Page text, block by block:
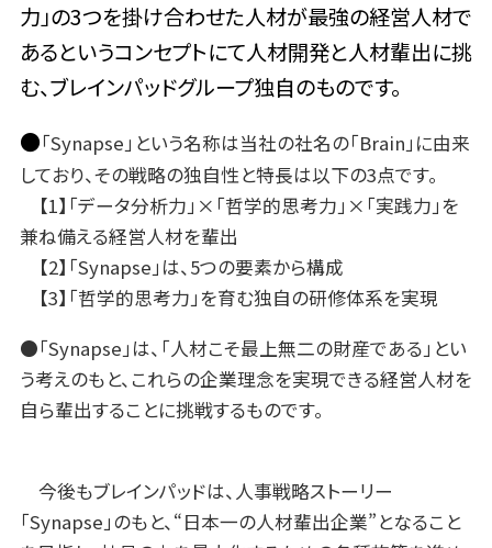
力」の3つを掛け合わせた人材が最強の経営人材で
あるというコンセプトにて人材開発と人材輩出に挑
む、ブレインパッドグループ独自のものです。
●「Synapse」という名称は当社の社名の「Brain」に由来
しており、その戦略の独自性と特長は以下の3点です。
【1】「データ分析力」×「哲学的思考力」×「実践力」を
兼ね備える経営人材を輩出
【2】「Synapse」は、5つの要素から構成
【3】「哲学的思考力」を育む独自の研修体系を実現
●「Synapse」は、「人材こそ最上無二の財産である」とい
う考えのもと、これらの企業理念を実現できる経営人材を
自ら輩出することに挑戦するものです。
今後もブレインパッドは、人事戦略ストーリー
「Synapse」のもと、“日本一の人材輩出企業”となること